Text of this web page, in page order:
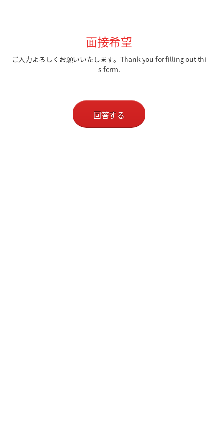
面接希望
ご入力よろしくお願いいたします。Thank you for filling out thi
s form.
回答する